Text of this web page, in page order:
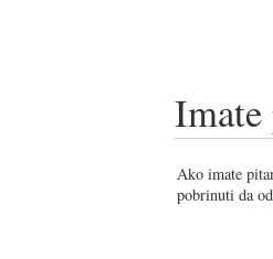
Imate
Ako imate
pobrinuti da